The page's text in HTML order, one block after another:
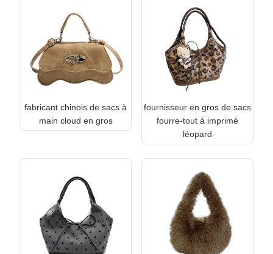
fabricant chinois de sacs à
main cloud en gros
fournisseur en gros de sacs
fourre-tout à imprimé
léopard